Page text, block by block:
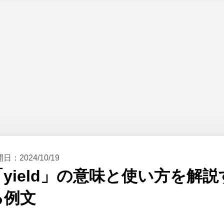
日： 2024/10/19
yield」の意味と使い方を解説
例文